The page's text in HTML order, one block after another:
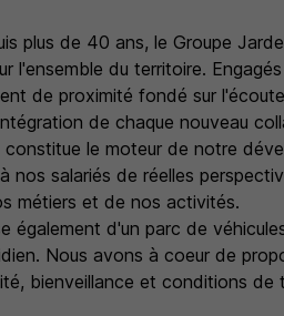
plus de 40 ans, le Groupe
l'ensemble du territoire.
de proximité fondé sur
de chaque nouveau
constitue le moteur de notre
nos salariés de réelles
métiers et de nos activités.
également d'un parc de
Nous avons à coeur de
bienveillance et conditions de